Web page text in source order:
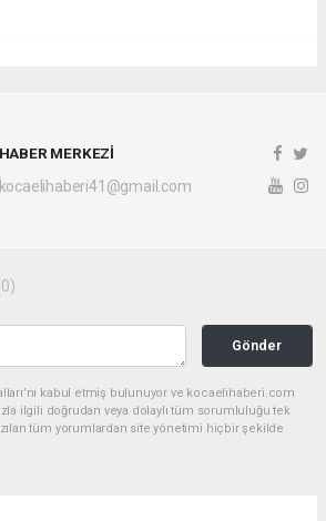
HABER MERKEZİ
kocaelihaberi41@gmail.com
Gönder
kabul etmiş bulunuyor ve kocaelihaberi.com
ilgili doğrudan veya dolaylı tüm sorumluluğu tek
tüm yorumlardan site yönetimi hiçbir şekilde